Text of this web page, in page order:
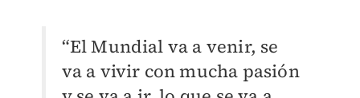
“El Mundial va a venir, se
va a vivir con mucha pasión